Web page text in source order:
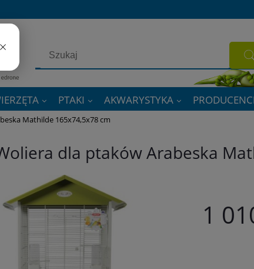
PTAKI AKWARYSTYKA PRODUCENCI
Mathilde 165x74,5x78 cm
dla ptaków Arabeska
1